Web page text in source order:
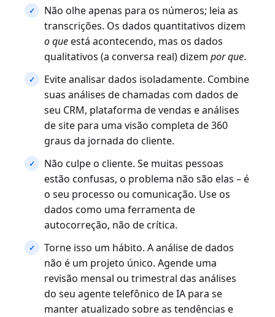
Não olhe apenas para os números; leia as
transcrições. Os dados quantitativos dizem
o queestá acontecendo, mas os dados
qualitativos (a conversa real) dizem por que.
Evite analisar dados isoladamente. Combine
suas análises de chamadas com dados de
seu CRM, plataforma de vendas e análises
de site para uma visão completa de 360
graus da jornada do cliente.
Não culpe o cliente. Se muitas pessoas
estão confusas, o problema não são elas – é
o seu processo ou comunicação. Use os
dados como uma ferramenta de
autocorreção, não de crítica.
Torne isso um hábito. A análise de dados
não é um projeto único. Agende uma
revisão mensal ou trimestral das análises
do seu agente telefônico de IA para se
manter atualizado sobre as tendências e